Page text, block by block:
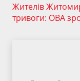
Жителів
тривоги: ОВА